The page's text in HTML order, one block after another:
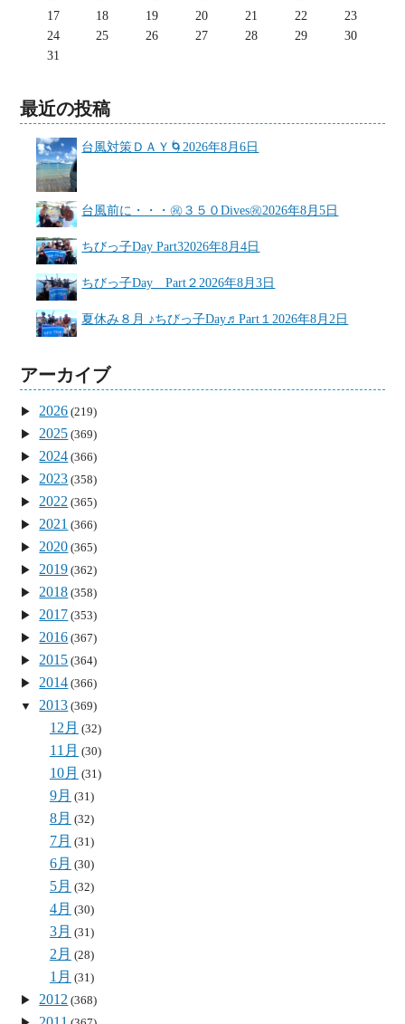
17
18 19 20 21 22
23
24
25 26 27 28 29
30
31
最近の投稿
台風対策ＤＡＹ🌀 2026年8月6日
台風前に・・・㊗３５０Dives㊗2026年8月5日
ちびっ子Day Part32026年8月4日
ちびっ子Day Part２ 2026年8月3日
夏休み８月 ♪ちびっ子Day♬Part１ 2026年8月2日
アーカイブ
2026 (219)
2025 (369)
2024 (366)
2023 (358)
2022 (365)
2021 (366)
2020 (365)
2019 (362)
2018 (358)
2017 (353)
2016 (367)
2015 (364)
2014 (366)
2013 (369)
12月 (32)
11月 (30)
10月 (31)
9月 (31)
8月 (32)
7月 (31)
6月 (30)
5月 (32)
4月 (30)
3月 (31)
2月 (28)
1月 (31)
2012 (368)